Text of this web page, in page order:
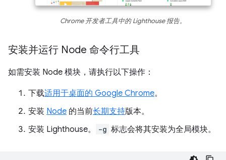
Chrome 开发者工具中的 Lighthouse 报告。
安装并运行 Node 命令行工具
如需安装 Node 模块，请执行以下操作：
下载适用于桌面的 Google Chrome。
安装 Node 的当前长期支持版本。
安装 Lighthouse。
-g 标志会将其安装为全局模块。